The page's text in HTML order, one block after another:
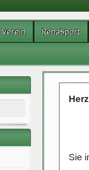
RehaSport
Sie